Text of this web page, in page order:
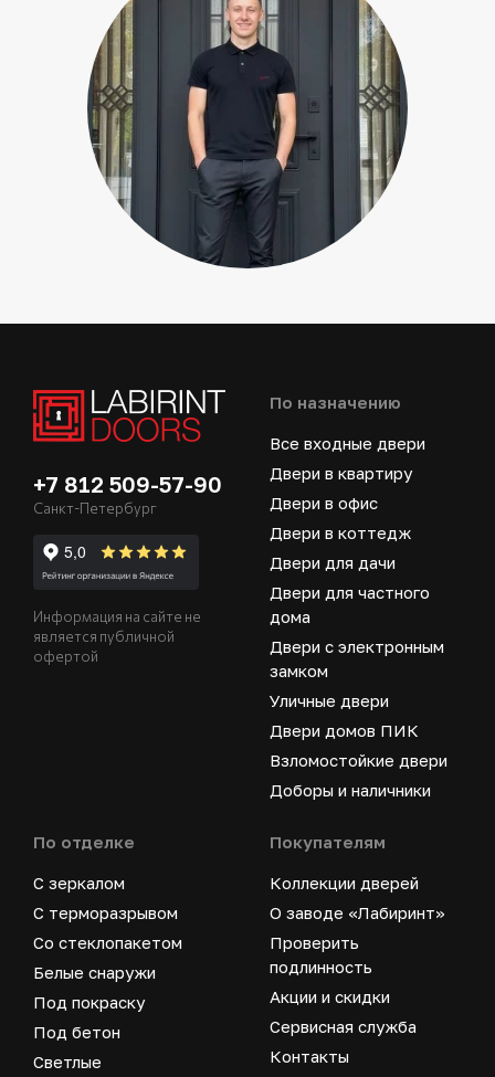
+7 812 509-57-90
Санкт-Петербург
Информация на сайте не
является публичной
офертой
По назначению
Все входные двери
Двери в квартиру
Двери в офис
Двери в коттедж
Двери для дачи
Двери для частного
дома
Двери с электронным
замком
Уличные двери
Двери домов ПИК
Взломостойкие двери
Доборы и наличники
По отделке
С зеркалом
С терморазрывом
Со стеклопакетом
Белые снаружи
Под покраску
Под бетон
Светлые
Покупателям
Коллекции дверей
О заводе «Лабиринт»
Проверить
подлинность
Акции и скидки
Сервисная служба
Контакты